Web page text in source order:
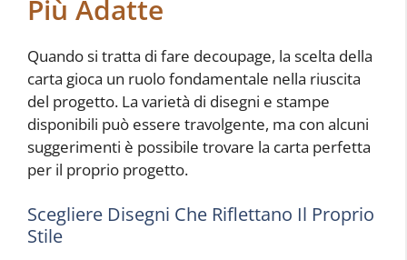
Più Adatte
Quando si tratta di fare decoupage, la scelta della
carta gioca un ruolo fondamentale nella riuscita
del progetto. La varietà di disegni e stampe
disponibili può essere travolgente, ma con alcuni
suggerimenti è possibile trovare la carta perfetta
per il proprio progetto.
Scegliere Disegni Che Riflettano Il Proprio
Stile